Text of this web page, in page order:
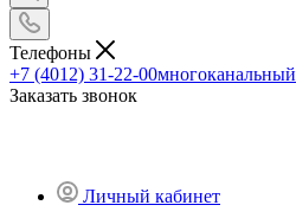
Телефоны
+7 (4012) 31-22-00многоканальный
Заказать звонок
Личный кабинет